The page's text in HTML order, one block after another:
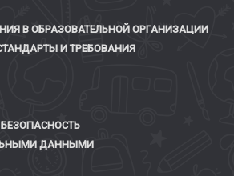
В ОБРАЗОВАТЕЛЬНОЙ ОРГАНИЗАЦИИ
И ТРЕБОВАНИЯ
ДАННЫМИ